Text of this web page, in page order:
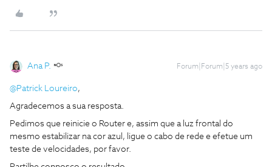
Ana P. Forum|Forum|5 years ago
@Patrick Loureiro,
Agradecemos a sua resposta.
Pedimos que reinicie o Router e, assim que a luz frontal do
mesmo estabilizar na cor azul, ligue o cabo de rede e efetue um
teste de velocidades, por favor.